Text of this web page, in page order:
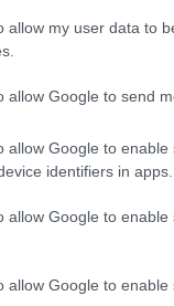
allow my user data to
allow Google to send
allow Google to
identifiers in apps.
allow Google to
allow Google to
magát, de
a saját
nincs időnk
máris jön egy
a főgonosz
Borzongásra
a
életre keltett,
egy
egy kis